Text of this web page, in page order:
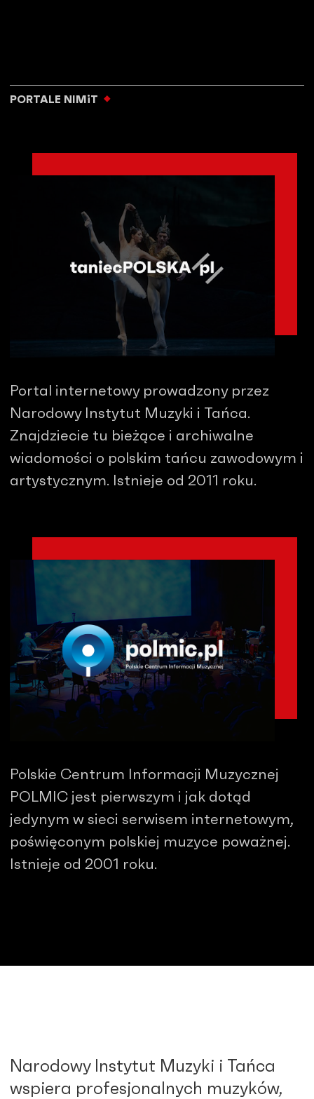
PORTALE NIMiT
Portal internetowy prowadzony przez
Narodowy Instytut Muzyki i Tańca.
Znajdziecie tu bieżące i archiwalne
wiadomości o polskim tańcu zawodowym i
artystycznym. Istnieje od 2011 roku.
Polskie Centrum Informacji Muzycznej
POLMIC jest pierwszym i jak dotąd
jedynym w sieci serwisem internetowym,
poświęconym polskiej muzyce poważnej.
Istnieje od 2001 roku.
Narodowy Instytut Muzyki i Tańca
wspiera profesjonalnych muzyków,